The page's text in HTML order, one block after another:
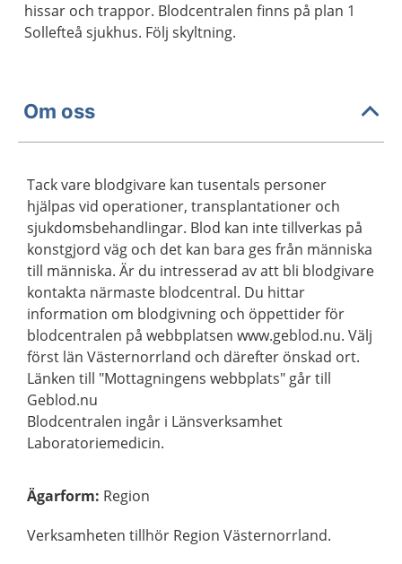
hissar och trappor. Blodcentralen finns på plan 1
Sollefteå sjukhus. Följ skyltning.
Om oss
Tack vare blodgivare kan tusentals personer
hjälpas vid operationer, transplantationer och
sjukdomsbehandlingar. Blod kan inte tillverkas på
konstgjord väg och det kan bara ges från människa
till människa. Är du intresserad av att bli blodgivare
kontakta närmaste blodcentral. Du hittar
information om blodgivning och öppettider för
blodcentralen på webbplatsen www.geblod.nu. Välj
först län Västernorrland och därefter önskad ort.
Länken till "Mottagningens webbplats" går till
Geblod.nu
Blodcentralen ingår i Länsverksamhet
Laboratoriemedicin.
Ägarform: Region
Verksamheten tillhör Region Västernorrland.